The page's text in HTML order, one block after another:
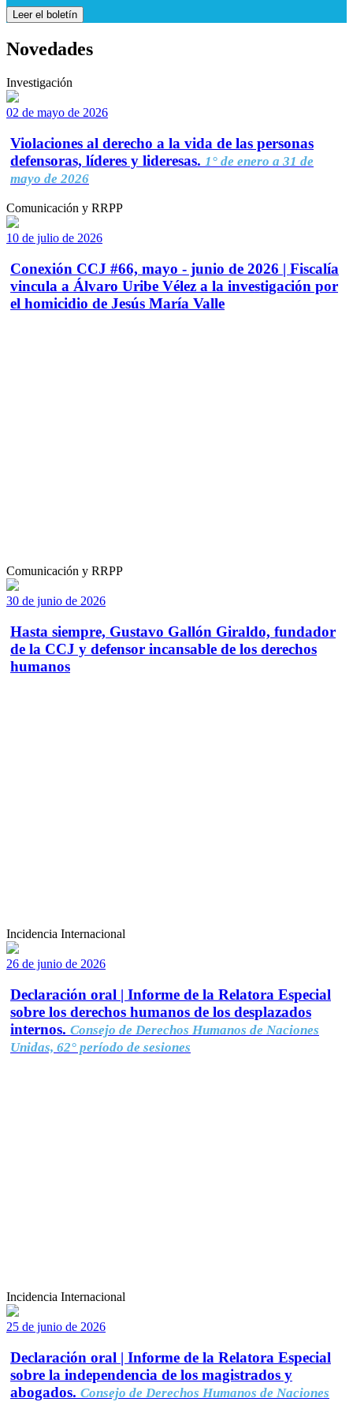
Leer el boletín
Novedades
Investigación
02 de mayo de 2026
Violaciones al derecho a la vida de las personas
defensoras, líderes y lideresas. 1° de enero a 31 de
mayo de 2026
Comunicación y RRPP
10 de julio de 2026
Conexión CCJ #66, mayo - junio de 2026 | Fiscalía
vincula a Álvaro Uribe Vélez a la investigación por
el homicidio de Jesús María Valle
Comunicación y RRPP
30 de junio de 2026
Hasta siempre, Gustavo Gallón Giraldo, fundador
de la CCJ y defensor incansable de los derechos
humanos
Incidencia Internacional
26 de junio de 2026
Declaración oral | Informe de la Relatora Especial
sobre los derechos humanos de los desplazados
internos. Consejo de Derechos Humanos de Naciones
Unidas, 62° período de sesiones
Incidencia Internacional
25 de junio de 2026
Declaración oral | Informe de la Relatora Especial
sobre la independencia de los magistrados y
abogados. Consejo de Derechos Humanos de Naciones